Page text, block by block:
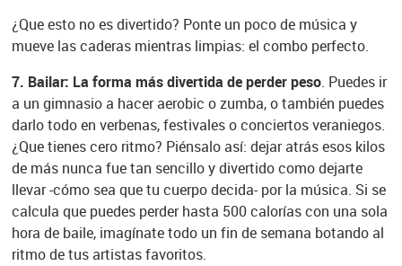
¿Que esto no es divertido? Ponte un poco de música y
mueve las caderas mientras limpias: el combo perfecto.
7. Bailar: La forma más divertida de perder peso. Puedes ir
a un gimnasio a hacer aerobic o zumba, o también puedes
darlo todo en verbenas, festivales o conciertos veraniegos.
¿Que tienes cero ritmo? Piénsalo así: dejar atrás esos kilos
de más nunca fue tan sencillo y divertido como dejarte
llevar -cómo sea que tu cuerpo decida- por la música. Si se
calcula que puedes perder hasta 500 calorías con una sola
hora de baile, imagínate todo un fin de semana botando al
ritmo de tus artistas favoritos.